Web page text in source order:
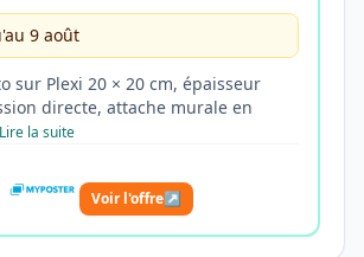
9 août
sur Plexi 20 × 20 cm, épaisseur
directe, attache murale en
Lire la suite
Voir l'offre↗